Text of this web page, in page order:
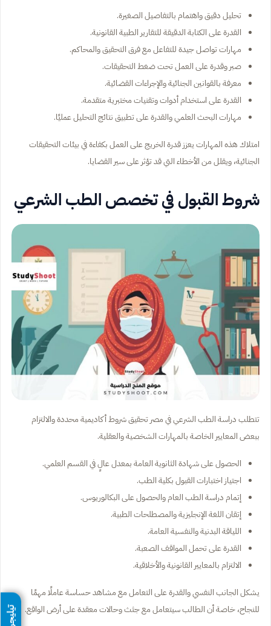
تحليل دقيق واهتمام بالتفاصيل الصغيرة.
القدرة على الكتابة الدقيقة للتقارير الطبية القانونية.
مهارات تواصل جيدة للتفاعل مع فرق التحقيق والمحاكم.
صبر وقدرة على العمل تحت ضغط التحقيقات.
معرفة بالقوانين الجنائية والإجراءات القضائية.
القدرة على استخدام أدوات وتقنيات مختبرية متقدمة.
مهارات البحث العلمي والقدرة على تطبيق نتائج التحليل عمليًا.
امتلاك هذه المهارات يعزز قدرة الخريج على العمل بكفاءة في بيئات التحقيقات
الجنائية، ويقلل من الأخطاء التي قد تؤثر على سير القضايا.
شروط القبول في تخصص الطب الشرعي
تتطلب دراسة الطب الشرعي في مصر تحقيق شروط أكاديمية محددة والالتزام
ببعض المعايير الخاصة بالمهارات الشخصية والعقلية.
الحصول على شهادة الثانوية العامة بمعدل عالٍ في القسم العلمي.
اجتياز اختبارات القبول بكلية الطب.
إتمام دراسة الطب العام والحصول على البكالوريوس.
إتقان اللغة الإنجليزية والمصطلحات الطبية.
اللياقة البدنية والنفسية العامة.
القدرة على تحمل المواقف الصعبة.
الالتزام بالمعايير القانونية والأخلاقية.
يشكل الجانب النفسي والقدرة على التعامل مع مشاهد حساسة عاملًا مهمًا
للنجاح، خاصة أن الطالب سيتعامل مع جثث وحالات معقدة على أرض الواقع.